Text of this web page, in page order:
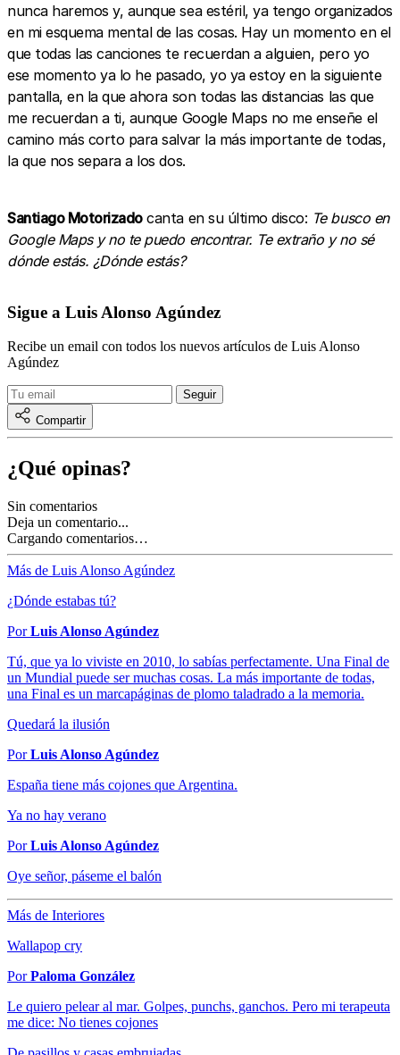
nunca haremos y, aunque sea estéril, ya tengo organizados
en mi esquema mental de las cosas. Hay un momento en el
que todas las canciones te recuerdan a alguien, pero yo
ese momento ya lo he pasado, yo ya estoy en la siguiente
pantalla, en la que ahora son todas las distancias las que
me recuerdan a ti, aunque Google Maps no me enseñe el
camino más corto para salvar la más importante de todas,
la que nos separa a los dos.
Santiago Motorizadocanta en su último disco: Te busco en
Google Maps y no te puedo encontrar. Te extraño y no sé
dónde estás. ¿Dónde estás?
Sigue a Luis Alonso Agúndez
Recibe un email con todos los nuevos artículos de Luis Alonso
Agúndez
Compartir
¿Qué opinas?
Sin comentarios
Deja un comentario...
Cargando comentarios…
Más de Luis Alonso Agúndez
¿Dónde estabas tú?
PorLuis Alonso Agúndez
Tú, que ya lo viviste en 2010, lo sabías perfectamente. Una Final de
un Mundial puede ser muchas cosas. La más importante de todas,
una Final es un marcapáginas de plomo taladrado a la memoria.
Quedará la ilusión
PorLuis Alonso Agúndez
España tiene más cojones que Argentina.
Ya no hay verano
PorLuis Alonso Agúndez
Oye señor, páseme el balón
Más de Interiores
Wallapop cry
PorPaloma González
Le quiero pelear al mar. Golpes, punchs, ganchos. Pero mi terapeuta
me dice: No tienes cojones